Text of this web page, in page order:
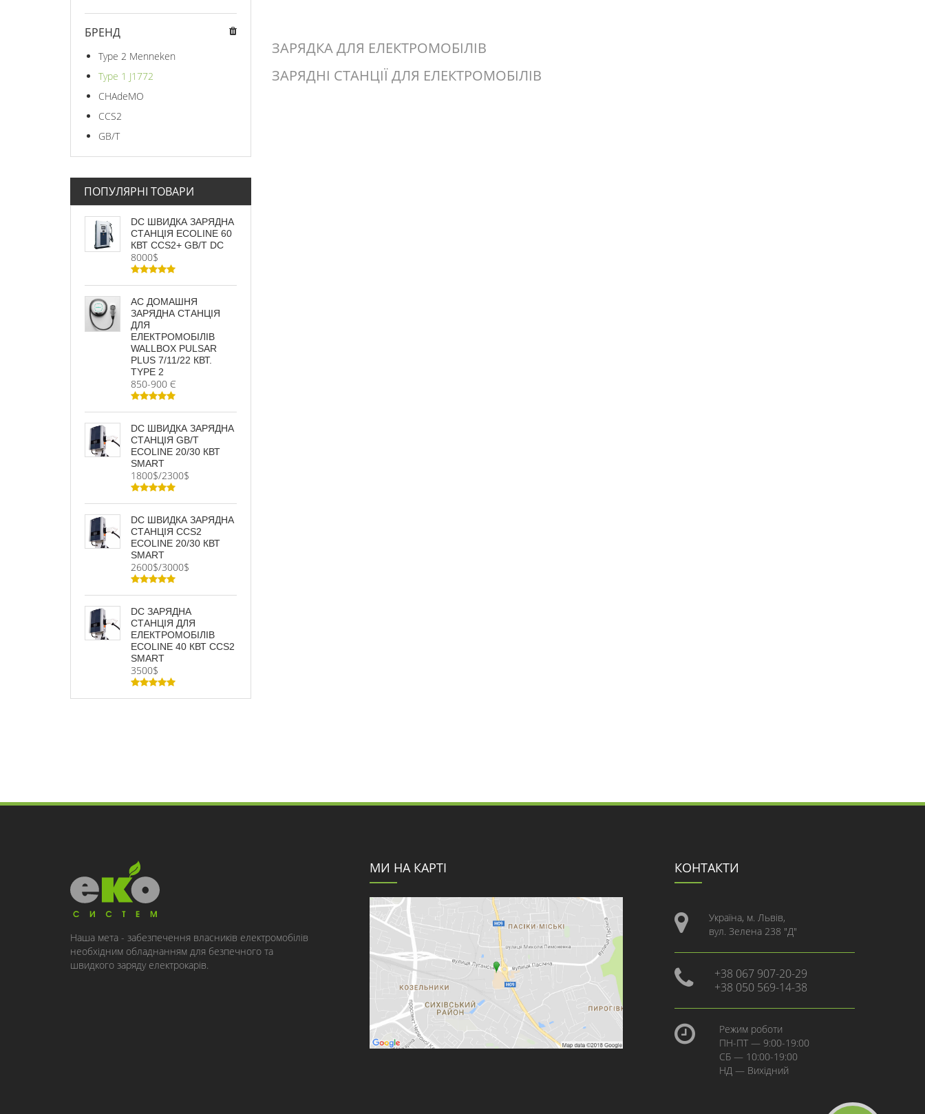
ЗАРЯДКА ДЛЯ ЕЛЕКТРОМОБІЛІВ
ЗАРЯДНІ СТАНЦІЇ ДЛЯ ЕЛЕКТРОМОБІЛІВ
БРЕНД
Type 2 Menneken
Type 1 J1772
CHAdeMO
CCS2
GB/T
ПОПУЛЯРНІ ТОВАРИ
DC ШВИДКА ЗАРЯДНА
СТАНЦІЯ ECOLINE 60
КВТ CCS2+ GB/T DC
8000$
AC ДОМАШНЯ
ЗАРЯДНА СТАНЦІЯ
ДЛЯ
ЕЛЕКТРОМОБІЛІВ
WALLBOX PULSAR
PLUS 7/11/22 КВТ.
TYPE 2
850-900 Є
DC ШВИДКА ЗАРЯДНА
СТАНЦІЯ GB/T
ECOLINE 20/30 КВТ
SMART
1800$/2300$
DC ШВИДКА ЗАРЯДНА
СТАНЦІЯ CCS2
ECOLINE 20/30 КВТ
SMART
2600$/3000$
DC ЗАРЯДНА
СТАНЦІЯ ДЛЯ
ЕЛЕКТРОМОБІЛІВ
ECOLINE 40 КВТ CCS2
SMART
3500$
Наша мета - забезпечення власників електромобілів
необхідним обладнанням для безпечного та
швидкого заряду електрокарів.
МИ НА КАРТІ КОНТАКТИ
Україна, м. Львів,
вул. Зелена 238 "Д"
+38 067 907-20-29
+38 050 569-14-38
Режим роботи
ПН-ПТ — 9:00-19:00
СБ — 10:00-19:00
НД — Вихідний